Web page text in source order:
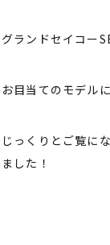
グランドセイコー
お目当てのモデル
じっくりとご覧に
ました！